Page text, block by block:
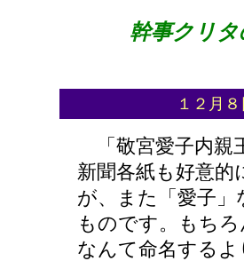
幹事クリタ
１２月８
「敬宮愛子内親
新聞各紙も好意
が、また「愛子
ものです。もち
なんて命名する